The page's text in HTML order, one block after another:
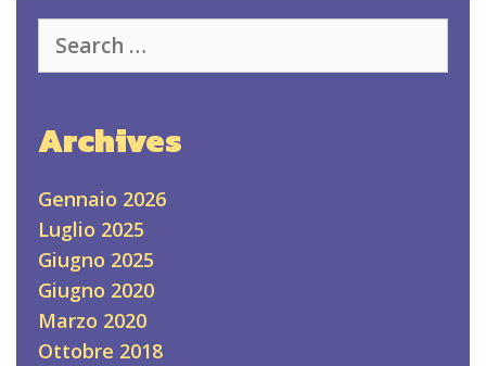
for:
Archives
Gennaio 2026
Luglio 2025
Giugno 2025
Giugno 2020
Marzo 2020
Ottobre 2018